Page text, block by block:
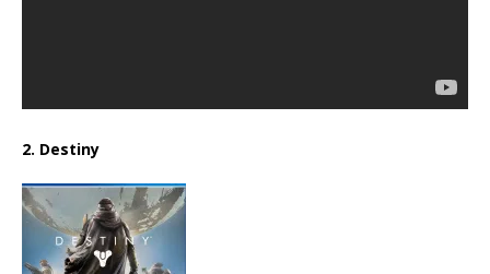
2. Destiny